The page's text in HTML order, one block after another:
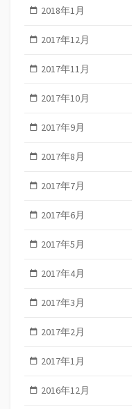
2018年1月
2017年12月
2017年11月
2017年10月
2017年9月
2017年8月
2017年7月
2017年6月
2017年5月
2017年4月
2017年3月
2017年2月
2017年1月
2016年12月